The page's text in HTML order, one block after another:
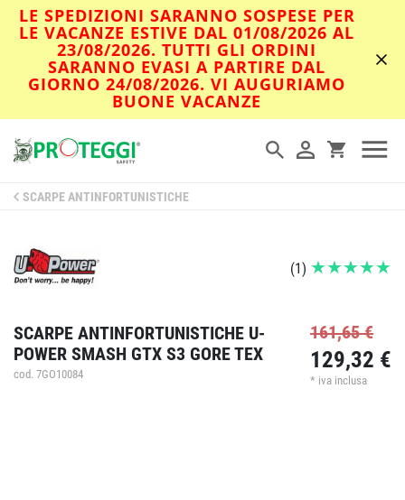
LE SPEDIZIONI SARANNO SOSPESE PER
LE VACANZE ESTIVE DAL 01/08/2026 AL
23/08/2026. TUTTI GLI ORDINI
SARANNO EVASI A PARTIRE DAL
GIORNO 24/08/2026. VI AUGURIAMO
BUONE VACANZE
SCARPE ANTINFORTUNISTICHE
(1)
SCARPE ANTINFORTUNISTICHE U-
POWER SMASH GTX S3 GORE TEX
cod. 7GO10084
161,65 €
129,32 €
* iva inclusa